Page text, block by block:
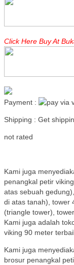
Click Here Buy At
Payment :
Shipping : Get
not rated
Kami juga
penangkal petir
atas sebuah
di atas tanah), tower
(triangle tower),
Kami juga adalah
viking 90 meter
Kami juga
brosur penangkal